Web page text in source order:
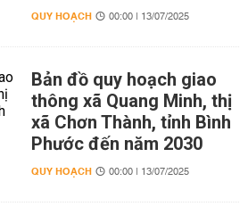
QUY HOẠCH 00:00 | 13/07/2025
Bản đồ quy hoạch giao
thông xã Quang Minh, thị
xã Chơn Thành, tỉnh Bình
Phước đến năm 2030
QUY HOẠCH 00:00 | 13/07/2025